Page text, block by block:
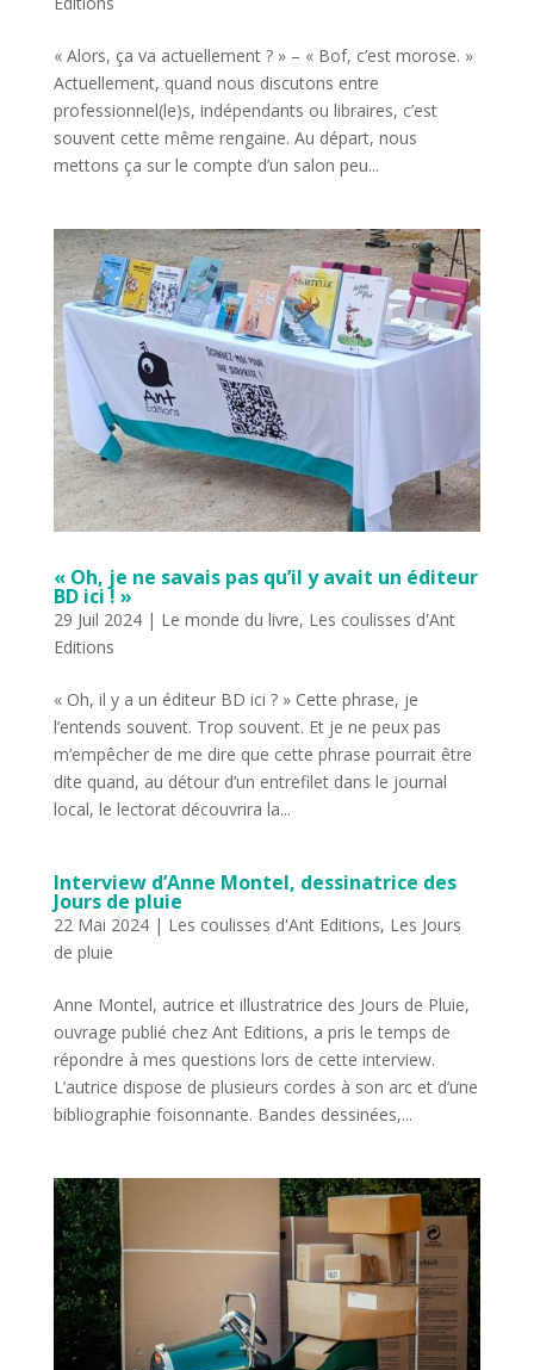
« Alors, ça va actuellement ? » – « Bof, c’est morose. »
Actuellement, quand nous discutons entre
professionnel(le)s, indépendants ou libraires, c’est
souvent cette même rengaine. Au départ, nous
mettons ça sur le compte d’un salon peu...
« Oh, je ne savais pas qu’il y avait un éditeur
BD ici ! »
29 Juil 2024| Le monde du livre, Les coulisses d'Ant
Editions
« Oh, il y a un éditeur BD ici ? » Cette phrase, je
l’entends souvent. Trop souvent. Et je ne peux pas
m’empêcher de me dire que cette phrase pourrait être
dite quand, au détour d’un entrefilet dans le journal
local, le lectorat découvrira la...
Interview d’Anne Montel, dessinatrice des
Jours de pluie
22 Mai 2024| Les coulisses d'Ant Editions, Les Jours
de pluie
Anne Montel, autrice et illustratrice des Jours de Pluie,
ouvrage publié chez Ant Editions, a pris le temps de
répondre à mes questions lors de cette interview.
L’autrice dispose de plusieurs cordes à son arc et d’une
bibliographie foisonnante. Bandes dessinées,...